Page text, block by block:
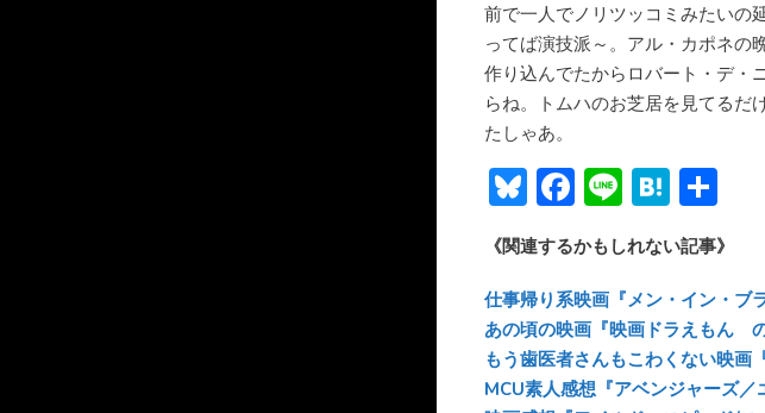
前で一人でノリツッコミみたいの
ってば演技派～。アル・カポネの
作り込んでたからロバート・デ・
らね。トムハのお芝居を見てるだ
たしゃあ。
Bl
u
e
sk
y
F
ac
e
b
o
ok
Li
n
e
H
at
e
n
a
有
《関連するかもしれない記事》
仕事帰り系映画『メン・イン・ブ
あの頃の映画『映画ドラえもん
もう歯医者さんもこわくない映画
MCU素人感想『アベンジャーズ／